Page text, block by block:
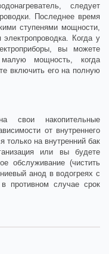
следует
Последнее время
ступенями мощности,
Когда у
вы можете
малую мощность, когда
включить его на полную
свои накопительные
от внутреннего
только на внутренний бак
или вы будете
обслуживание (чистить
анод в водогреях с
противном случае срок